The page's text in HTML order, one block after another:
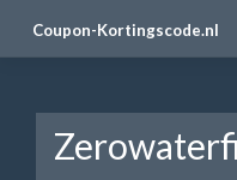
Coupon-Kortingscode.nl